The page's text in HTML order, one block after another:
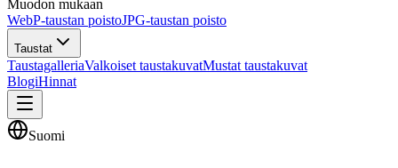
Muodon mukaan
WebP-taustan poistoJPG-taustan poisto
Taustat
TaustagalleriaValkoiset taustakuvatMustat taustakuvat
BlogiHinnat
Suomi